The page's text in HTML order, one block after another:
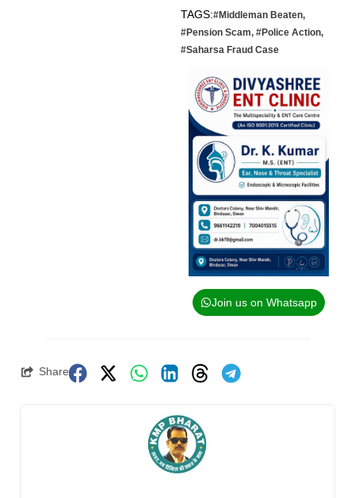
TAGS:#Middleman Beaten,
#Pension Scam, #Police Action,
#Saharsa Fraud Case
Join us on Whatsapp
Share